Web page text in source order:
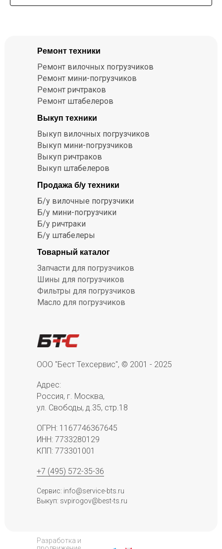
Ремонт вилочных погрузчиков
Ремонт мини-погрузчиков
Ремонт ричтраков
Ремонт штабелеров
Ремонт техники
Выкуп техники
Выкуп вилочных погрузчиков
Выкуп мини-погрузчиков
Выкуп ричтраков
Выкуп штабелеров
Продажа б/у техники
Б/у вилочные погрузчики
Б/у мини-погрузчики
Б/у ричтраки
Б/у штабелеры
Товарный каталог
Запчасти для погрузчиков
Шины для погрузчиков
Фильтры для погрузчиков
Масло для погрузчиков
ООО "Бест Техсервис", © 2001 - 2025
Адрес:
Россия, г. Москва,
ул. Свободы, д.35, стр.18
ОГРН: 1167746367645
ИНН: 7733280129
КПП: 773301001
+7 (495) 572-35-36
Сервис: info@service-bts.ru
Выкуп: svpirogov@best-ts.ru
Разработка и